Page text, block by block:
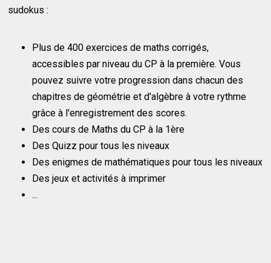
sudokus :
Plus de 400 exercices de maths corrigés,
accessibles par niveau du CP à la première. Vous
pouvez suivre votre progression dans chacun des
chapitres de géométrie et d'algèbre à votre rythme
grâce à l'enregistrement des scores.
Des cours de Maths du CP à la 1ère
Des Quizz pour tous les niveaux
Des enigmes de mathématiques pour tous les niveaux
Des jeux et activités à imprimer
...